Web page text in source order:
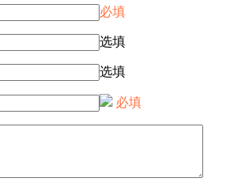
必填
选填
选填
必填